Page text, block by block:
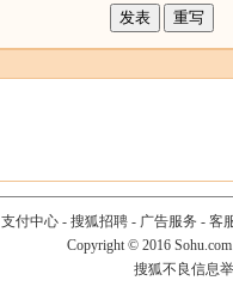
支付中心- 搜狐招聘- 广告服务 - 客
Copyright © 2016
搜狐不良信息